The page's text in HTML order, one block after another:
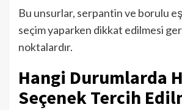
Bu unsurlar, serpantin ve borulu
seçim yaparken dikkat edilmesi
noktalardır.
Hangi Durumlarda
Seçenek Tercih